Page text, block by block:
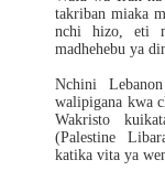
takriban miaka
nchi hizo, eti
madhehebu ya
Nchini
walipigana kwa
Wakristo
(Palestine
katika vita ya